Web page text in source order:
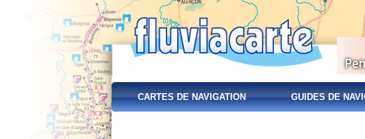
CARTES DE NAVIGATION GUIDES DE